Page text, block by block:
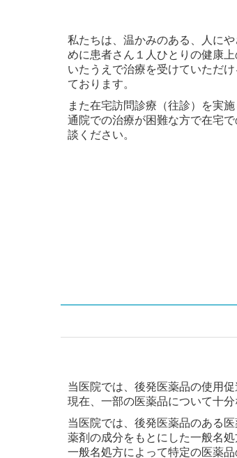
私たちは、温かみのある、人に
めに患者さん１人ひとりの健康
いたうえで治療を受けていただ
ております。
また在宅訪問診療（往診）を実施
通院での治療が困難な方で在宅
談ください。
当医院では、後発医薬品の使用
現在、一部の医薬品について十
当医院では、後発医薬品のある
薬剤の成分をもとにした一般名処
一般名処方によって特定の医薬